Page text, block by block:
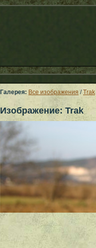
Галерея: Все изображения /Trak
Изображение: Trak